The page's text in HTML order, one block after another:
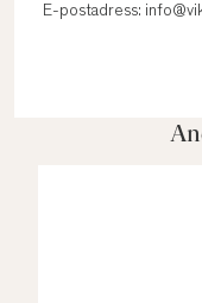
E-postadress: